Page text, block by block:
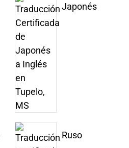
Japonés
Ruso